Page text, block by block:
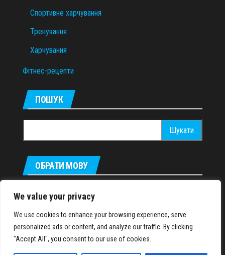
We value your privacy
We use cookies to enhance your browsing experience, serve
personalized ads or content, and analyze our traffic. By clicking
"Accept All", you consent to our use of cookies.
Спортивне харчування
Тренування
Харчування
Фітнес-рецепти
ПОШУК
ОБРАТИ МОВУ
Русский
IronMuscles.org© 2018-2023